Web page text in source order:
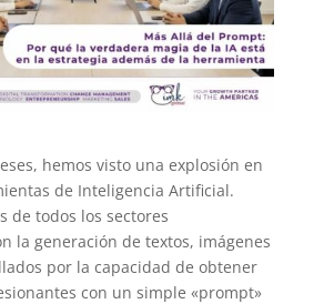
hemos visto una explosión en
de Inteligencia Artificial.
de todos los sectores
la generación de textos, imágenes
por la capacidad de obtener
con un simple «prompt»